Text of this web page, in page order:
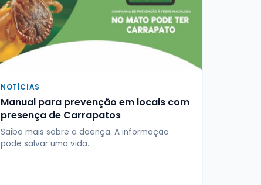
NOTÍCIAS
Manual para prevenção em locais com
presença de Carrapatos
Saiba mais sobre a doença. A informação
pode salvar uma vida.